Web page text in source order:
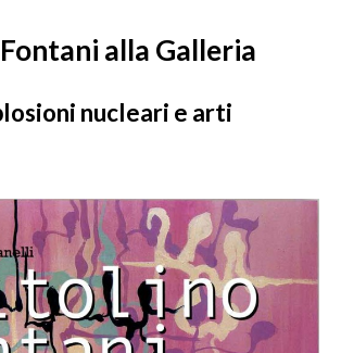
alla Galleria
nucleari e arti